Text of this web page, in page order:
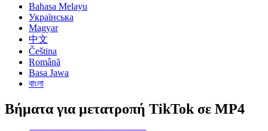
Bahasa Melayu
Українська
Magyar
中文
Čeština
Română
Basa Jawa
বাংলা
Βήματα για μετατροπή TikTok σε MP4